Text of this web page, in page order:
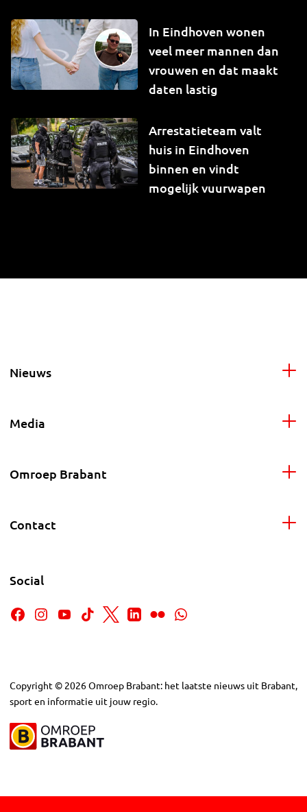
In Eindhoven wonen
veel meer mannen dan
vrouwen en dat maakt
daten lastig
Arrestatieteam valt
huis in Eindhoven
binnen en vindt
mogelijk vuurwapen
Nieuws
Media
Omroep Brabant
Contact
Social
Copyright © 2026Omroep Brabant: het laatste nieuws uit Brabant,
sport en informatie uit jouw regio.